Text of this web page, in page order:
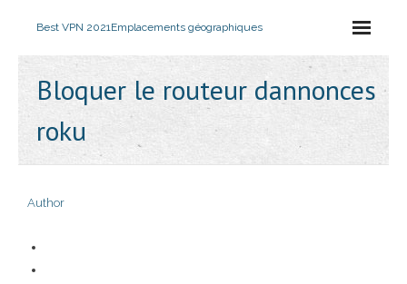
Best VPN 2021Emplacements géographiques
Bloquer le routeur dannonces
roku
Author